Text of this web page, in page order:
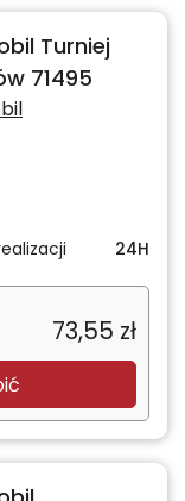
Turniej
71495
24H
73,55 zł